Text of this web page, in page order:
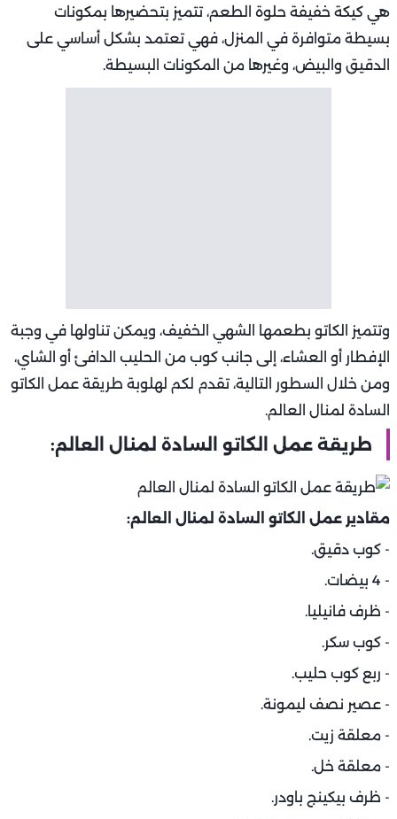
هي كيكة خفيفة حلوة الطعم، تتميز بتحضيرها بمكونات
بسيطة متوافرة في المنزل، فهي تعتمد بشكل أساسي على
الدقيق والبيض، وغيرها من المكونات البسيطة.
وتتميز الكاتو بطعمها الشهي الخفيف، ويمكن تناولها في وجبة
الإفطار أو العشاء، إلى جانب كوب من الحليب الدافئ أو الشاي،
ومن خلال السطور التالية، تقدم لكم لهلوبة طريقة عمل الكاتو
السادة لمنال العالم.
طريقة عمل الكاتو السادة لمنال العالم:
مقادير عمل الكاتو السادة لمنال العالم:
- كوب دقيق.
- 4 بيضات.
- ظرف فانيليا.
- كوب سكر.
- ربع كوب حليب.
- عصير نصف ليمونة.
- معلقة زيت.
- معلقة خل.
- ظرف بيكينج باودر.